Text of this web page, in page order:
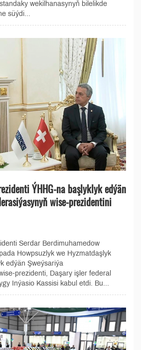
wekilhanasynyň bilelikde
süýdi...
ÝHHG-na başlyklyk edýän
wise-prezidentini
Serdar Berdimuhamedow
Howpsuzlyk we Hyzmatdaşlyk
edýän Şweýsariýa
prezidenti, Daşary işler federal
Inýasio Kassisi kabul etdi. Bu...